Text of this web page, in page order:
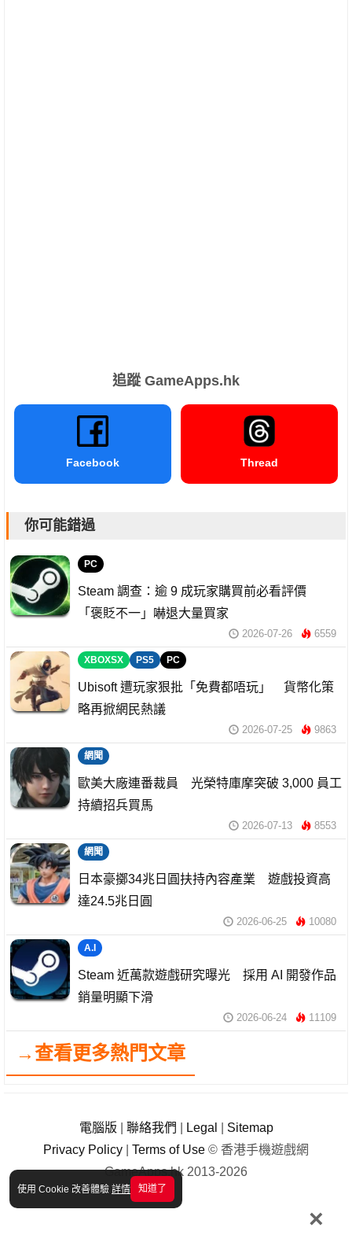
使用 Cookie 改善體驗 詳情 知道了
×
追蹤 GameApps.hk
Facebook Thread
你可能錯過
PC
Steam 調查：逾 9 成玩家購買前必看評價
「褒貶不一」嚇退大量買家
2026-07-26 6559
XBOXSX PS5 PC
Ubisoft 遭玩家狠批「免費都唔玩」 貨幣化策
略再掀網民熱議
2026-07-25 9863
網聞
歐美大廠連番裁員 光榮特庫摩突破 3,000 員工
持續招兵買馬
2026-07-13 8553
網聞
日本豪擲34兆日圓扶持內容產業 遊戲投資高
達24.5兆日圓
2026-06-25 10080
A.I
Steam 近萬款遊戲研究曝光 採用 AI 開發作品
銷量明顯下滑
2026-06-24 11109
→查看更多熱門文章
電腦版 聯絡我們 Legal
Sitemap
Privacy Policy
Terms of Use © 香港手機遊戲網
GameApps.hk 2013-2026